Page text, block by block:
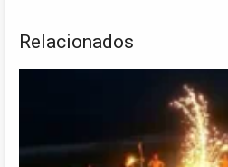
Relacionados